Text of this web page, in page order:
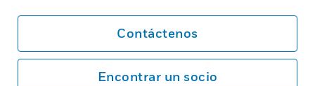
Contáctenos
Encontrar un socio